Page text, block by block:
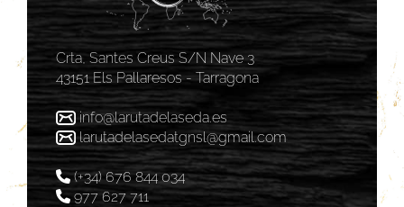
Crta, Santes Creus S/N Nave 3
43151 Els Pallaresos - Tarragona
info@larutadelaseda.es
larutadelasedatgnsl@gmail.com
(+34) 676 844 034
977 627 711